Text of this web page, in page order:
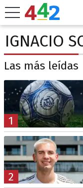
IGNACIO
Las más leídas
1
2